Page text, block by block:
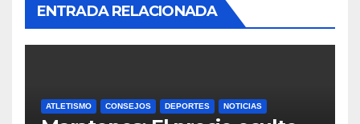
ENTRADA RELACIONADA
ATLETISMO CONSEJOS DEPORTES NOTICIAS